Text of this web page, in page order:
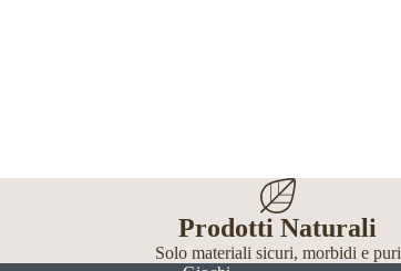
Prodotti Naturali
Solo materiali sicuri, morbidi e puri